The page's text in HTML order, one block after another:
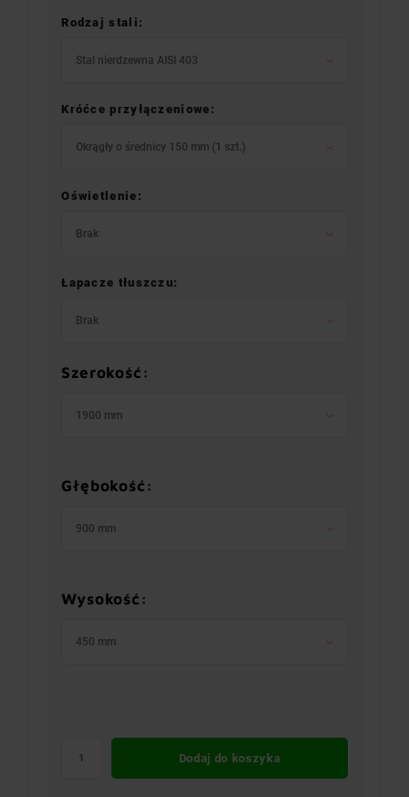
Rodzaj stali:
Stal nierdzewna AISI 403
Króćce przyłączeniowe:
Okrągły o średnicy 150 mm (1 szt.)
Oświetlenie:
Brak
Łapacze tłuszczu:
Brak
Szerokość:
1900 mm
Głębokość:
900 mm
Wysokość:
450 mm
Dodaj do koszyka